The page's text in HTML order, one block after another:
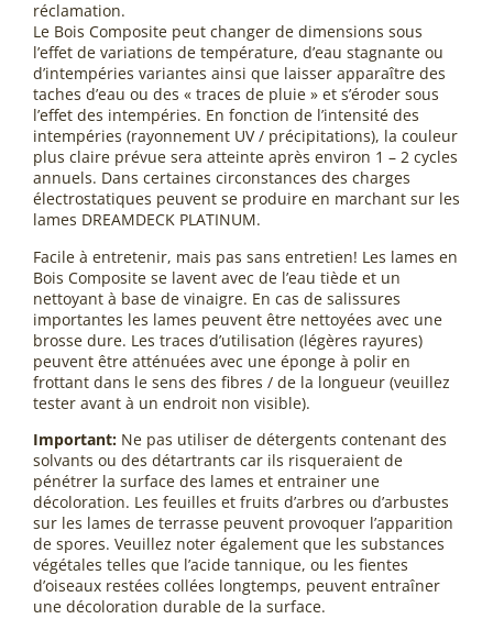
réclamation.
Le Bois Composite peut changer de dimensions sous
l’effet de variations de température, d’eau stagnante ou
d’intempéries variantes ainsi que laisser apparaître des
taches d’eau ou des « traces de pluie » et s’éroder sous
l’effet des intempéries. En fonction de l’intensité des
intempéries (rayonnement UV / précipitations), la couleur
plus claire prévue sera atteinte après environ 1 – 2 cycles
annuels. Dans certaines circonstances des charges
électrostatiques peuvent se produire en marchant sur les
lames DREAMDECK PLATINUM.
Facile à entretenir, mais pas sans entretien! Les lames en
Bois Composite se lavent avec de l’eau tiède et un
nettoyant à base de vinaigre. En cas de salissures
importantes les lames peuvent être nettoyées avec une
brosse dure. Les traces d’utilisation (légères rayures)
peuvent être atténuées avec une éponge à polir en
frottant dans le sens des fibres / de la longueur (veuillez
tester avant à un endroit non visible).
Important: Ne pas utiliser de détergents contenant des
solvants ou des détartrants car ils risqueraient de
pénétrer la surface des lames et entrainer une
décoloration. Les feuilles et fruits d’arbres ou d’arbustes
sur les lames de terrasse peuvent provoquer l’apparition
de spores. Veuillez noter également que les substances
végétales telles que l’acide tannique, ou les fientes
d’oiseaux restées collées longtemps, peuvent entraîner
une décoloration durable de la surface.